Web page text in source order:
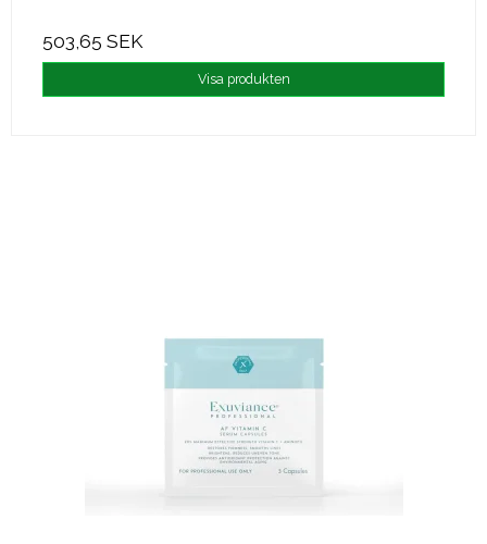
503,65 SEK
Visa produkten